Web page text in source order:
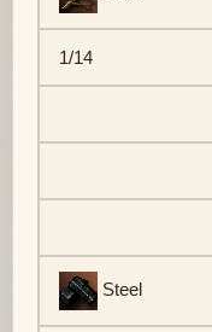
1/14
Steel